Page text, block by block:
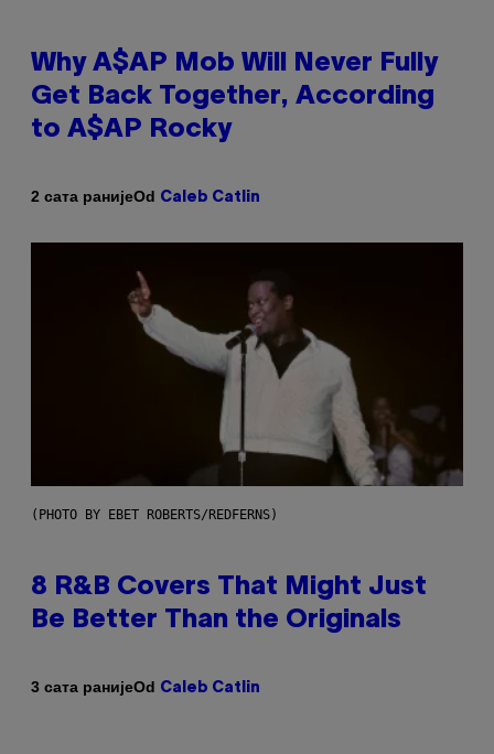
Why A$AP Mob Will Never Fully
Get Back Together, According
to A$AP Rocky
2 сата ранијеOd Caleb Catlin
(PHOTO BY EBET ROBERTS/REDFERNS)
8 R&B Covers That Might Just
Be Better Than the Originals
3 сата ранијеOd Caleb Catlin